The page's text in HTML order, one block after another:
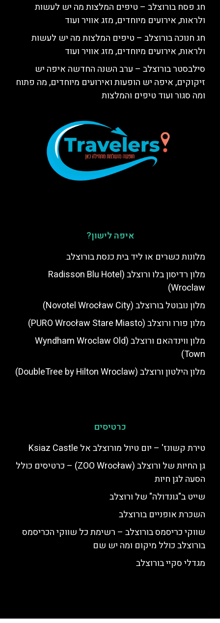
חג פסח בורוצלב – טיפים המלצות מה יש לעשות
ולראות, אירועים מיוחדים, מזג אוויר ועוד
חג חנוכה בורוצלב – טיפים המלצות מה יש לעשות
ולראות, אירועים מיוחדים, מזג אוויר ועוד
סילבסטר בורוצלב – ערב השנה החדשה איפה יש
זיקוקים, איפה יש הופעות ואירועים מיוחדים, מה פתוח
ומה סגור ועוד טיפים והמלצות
איפה לישון?
מלונות כשרים או ליד בית כנסת בורוצלב
מלון רדיסון בלו ורוצלב (Radisson Blu Hotel
Wroclaw)
מלון נובוטל בורוצלב (Novotel Wrocław City)
מלון פורו ורוצלב (PURO Wrocław Stare Miasto)
מלון ווינדהאם ורוצלב (Wyndham Wroclaw Old
Town)
מלון הילטון ורוצלב (DoubleTree by Hilton Wroclaw)
כרטיסים
טירת קשונז' – יום טיול מורוצלב אל Ksiaz Castle
גן החיות של ורוצלב (ZOO Wrocław) – כרטיסים כולל
הסעה לגן חיות
שייט ב"גונדולה" של ורוצלב
השכרת אופניים בורוצלב
שווקי כריסמס בורוצלב – רשימת כל שווקי הכריסמס
בורוצלב כולל מיקום ומה יש שם
מגדלי סקיי בורוצלב